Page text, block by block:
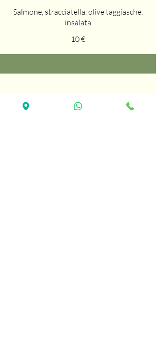
Salmone, stracciatella, olive taggiasche,
insalata
10 €
011 - 9032635